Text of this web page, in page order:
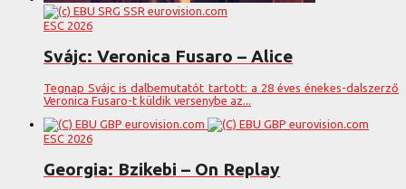
ESC 2026
Svájc: Veronica Fusaro – Alice
Tegnap Svájc is dalbemutatót tartott: a 28 éves énekes-dalszerző
Veronica Fusaro-t küldik versenybe az...
ESC 2026
Georgia: Bzikebi – On Replay